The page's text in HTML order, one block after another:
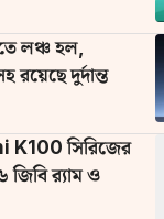
লঞ্চ হল,
রয়েছে দুর্দান্ত
K100 সিরিজের
জিবি র‌্যাম ও